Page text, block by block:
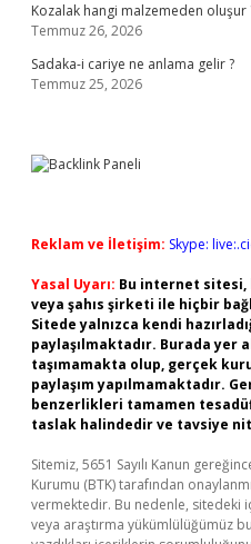
Kozalak hangi malzemeden oluşur
Temmuz 26, 2026
Sadaka-i cariye ne anlama gelir ?
Temmuz 25, 2026
Reklam ve İletişim: Skype:
Yasal Uyarı: Bu internet sitesi,
veya şahıs şirketi ile hiçbir
Sitede yalnızca kendi
paylaşılmaktadır. Burada
taşımamakta olup, gerçek
paylaşım yapılmamaktadır.
benzerlikleri tamamen
taslak halindedir ve tavsiye
Sitemiz, 5651 Sayılı Kanun
Kurumu (BTK) tarafından
vermektedir. Bu nedenle, sitedeki
veya araştırma yükümlülüğümüz